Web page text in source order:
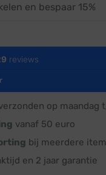
en bespaar 15%
op maandag
vanaf 50 euro
bij meerdere
en 2 jaar garantie